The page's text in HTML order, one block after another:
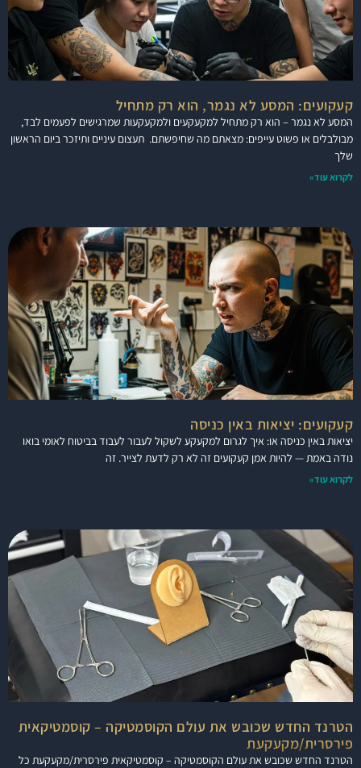
קעקועים: המסע לא נגמר, הוא רק מתחיל
המסע לא נגמר – הוא רק מתחיל למקעקעים ולמקעקעות שמרגישים לפעמים לבד,
מבולבלים או פשוט עייפים: מצאתם מה שחיפשתם. תעצום עיניים ותיזכר ביום הראשון
שלך
לקרוא עוד»
קעקועים: יציאות באין כניסה
יציאות באין כניסה או: איך לגרום למקעקע לשקול לעבור לעבוד בביטוח לאומי בואו
נודה באמת — להיות אמן קעקועים זה לא רק לדעת לצייר. זה
לקרוא עוד»
הטרנד החדש שכובש את עולם הקוסמטיקה – קוסמטיקאית
פירסרית/מקעקעת
הטרנד החדש שכובש את עולם הקוסמטיקה – קוסמטיקאית פירסרית/מקעקעת כל